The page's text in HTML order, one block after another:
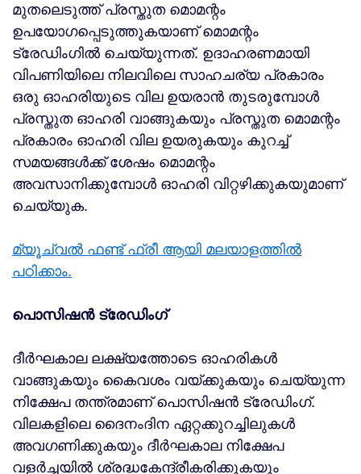
മുതലെടുത്ത് പ്രസ്തുത മൊമന്റം
ഉപയോഗപ്പെടുത്തുകയാണ് മൊമന്റം
ട്രേഡിംഗില്‍ ചെയ്യുന്നത്. ഉദാഹരണമായി
വിപണിയിലെ നിലവിലെ സാഹചര്യ പ്രകാരം
ഒരു ഓഹരിയുടെ വില ഉയരാന്‍ തുടരുമ്പോള്‍
പ്രസ്തുത ഓഹരി വാങ്ങുകയും പ്രസ്തുത മൊമന്റം
പ്രകാരം ഓഹരി വില ഉയരുകയും കുറച്ച്
സമയങ്ങള്‍ക്ക് ശേഷം മൊമന്റം
അവസാനിക്കുമ്പോള്‍ ഓഹരി വിറ്റഴിക്കുകയുമാണ്
ചെയ്യുക.
മ്യൂച്വൽ ഫണ്ട് ഫ്രീ ആയി മലയാളത്തിൽ
പഠിക്കാം.
പൊസിഷന്‍ ട്രേഡിംഗ്
ദീര്‍ഘകാല ലക്ഷ്യത്തോടെ ഓഹരികള്‍
വാങ്ങുകയും കൈവശം വയ്ക്കുകയും ചെയ്യുന്ന
നിക്ഷേപ തന്ത്രമാണ് പൊസിഷന്‍ ട്രേഡിംഗ്.
വിലകളിലെ ദൈനംദിന ഏറ്റക്കുറച്ചിലുകള്‍
അവഗണിക്കുകയും ദീര്‍ഘകാല നിക്ഷേപ
വളര്‍ച്ചയില്‍ ശ്രദ്ധകേന്ദ്രീകരിക്കുകയും